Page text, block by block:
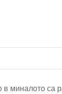
в миналото са